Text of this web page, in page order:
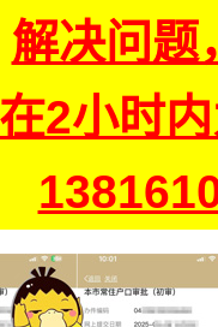
解决问题
2小时